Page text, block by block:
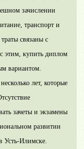
зачислении
транспорт и
связаны с
этим, купить диплом
вариантом.
лет, которые
зачеты и экзамены
развитии
Усть-Илимске.